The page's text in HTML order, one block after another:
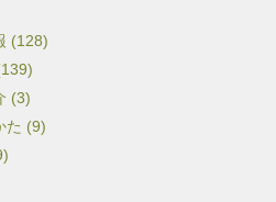
(128)
(3)
た (9)